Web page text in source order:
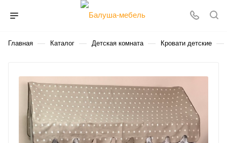
Главная — Каталог — Детская комната — Кровати детские —